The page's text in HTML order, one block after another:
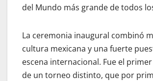
del Mundo más grande de todos
La ceremonia inaugural combinó
cultura mexicana y una fuerte
escena internacional. Fue el
de un torneo distinto, que por